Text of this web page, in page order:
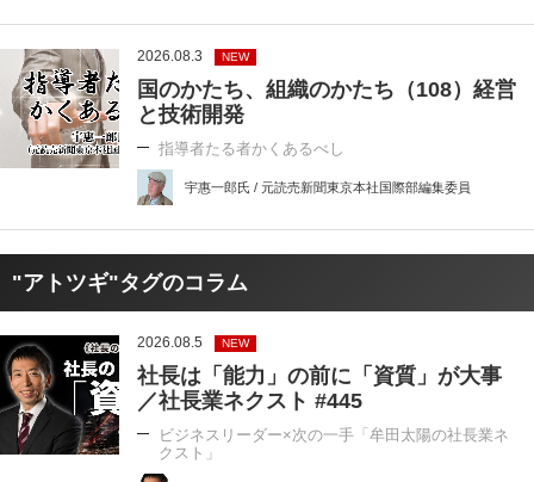
2026.08.3 NEW
国のかたち、組織のかたち（108）経営
と技術開発
指導者たる者かくあるべし
宇惠一郎氏 / 元読売新聞東京本社国際部編集委員
"アトツギ"タグのコラム
2026.08.5 NEW
社長は「能力」の前に「資質」が大事
／社長業ネクスト #445
ビジネスリーダー×次の一手「牟田太陽の社長業ネ
クスト」